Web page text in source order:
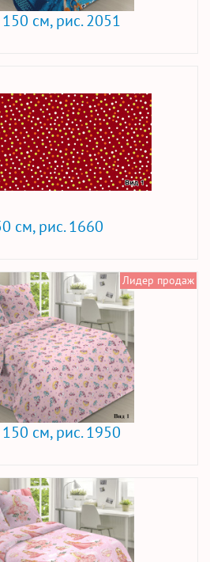
150 см, рис. 2051
см, рис. 1660
Лидер продаж
150 см, рис. 1950